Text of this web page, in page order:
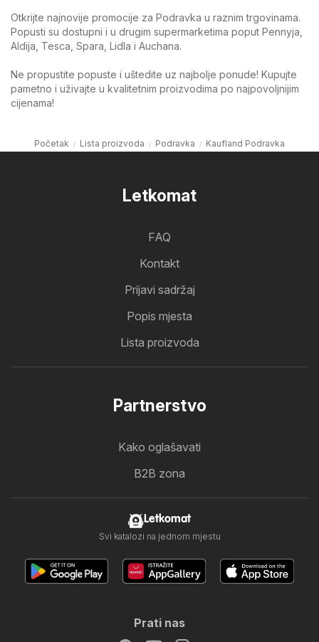
Otkrijte najnovije promocije za Podravka u raznim trgovinama.
Popusti su dostupni i u drugim supermarketima poput Pennyja,
Aldija, Tesca, Spara, Lidla i Auchana.
Ne propustite popuste i uštedite uz najbolje ponude! Kupujte
pametno i uživajte u kvalitetnim proizvodima po najpovoljnijim
cijenama!
Početak Lista proizvoda Podravka Kaufland Podravka
Letkomat
FAQ
Kontakt
Prijavi sadržaj
Popis mjesta
Lista proizvoda
Partnerstvo
Kako oglašavati
B2B zona
Letkomat
Svi katalozi na jednom mjestu
Prati nas